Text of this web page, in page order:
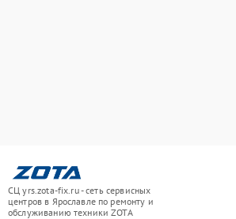
СЦ yrs.zota-fix.ru - сеть сервисных
центров в Ярославле по ремонту и
обслуживанию техники ZOTA